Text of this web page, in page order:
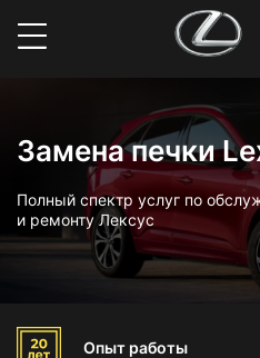
Замена печки
Полный спектр услуг по
и ремонту Лексус
Опыт работы